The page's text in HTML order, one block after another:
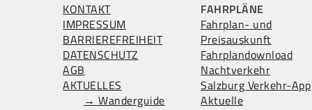
KONTAKT
IMPRESSUM
BARRIEREFREIHEIT
DATENSCHUTZ
AGB
AKTUELLES
→ Wanderguide
FAHRPLÄNE
Fahrplan- und
Preisauskunft
Fahrplandownload
Nachtverkehr
Salzburg Verkehr-App
Aktuelle